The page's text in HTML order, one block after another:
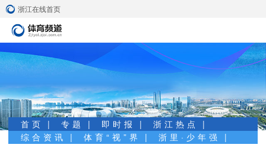
浙江在线首页
首页 专题 即时报
浙江热点
综合资讯
体育“视”界 浙里·少年强